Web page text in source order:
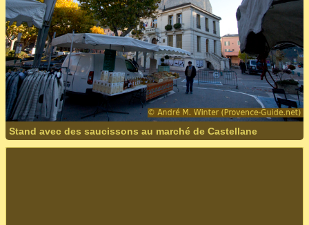
Stand avec des saucissons au marché de Castellane